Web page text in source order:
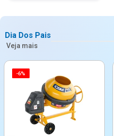
Dia Dos Pais
Veja mais
-6%